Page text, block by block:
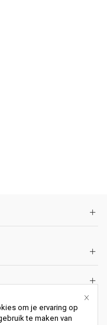
om je ervaring op
te maken van